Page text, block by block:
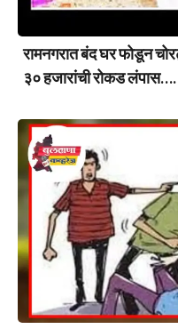
रामनगरात बंद घर फोडून
३० हजारांची रोकड लंपास….